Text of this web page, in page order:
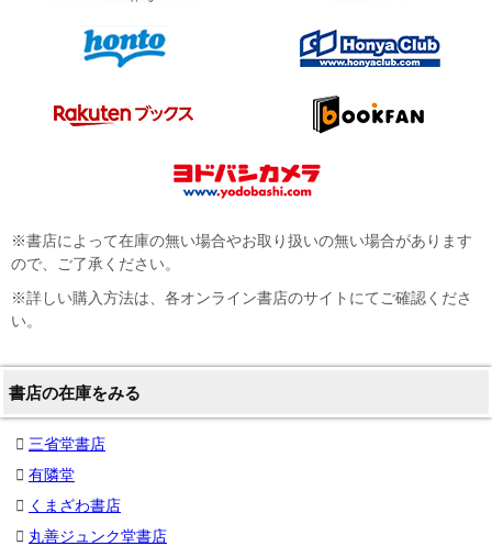
※書店によって在庫の無い場合やお取り扱いの無い場合があります
ので、ご了承ください。
※詳しい購入方法は、各オンライン書店のサイトにてご確認くださ
い。
書店の在庫をみる
三省堂書店
有隣堂
くまざわ書店
丸善ジュンク堂書店